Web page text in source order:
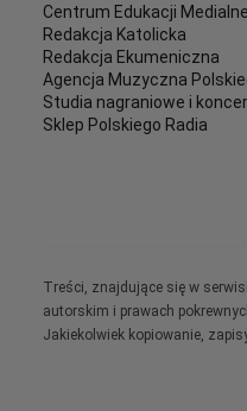
Centrum Edukacji
Redakcja Katolicka
Redakcja Ekumeniczna
Agencja Muzyczna
Studia nagraniowe i
Sklep Polskiego Radia
Treści, znajdujące się w
autorskim i prawach
Jakiekolwiek kopiowanie,